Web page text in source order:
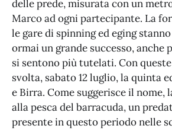
delle prede, misurata con un
Marco ad ogni partecipante. La
le gare di spinning ed eging
ormai un grande successo, anche
si sentono più tutelati. Con
svolta, sabato 12 luglio, la quinta
e Birra. Come suggerisce il nome,
alla pesca del barracuda, un
presente in questo periodo nelle